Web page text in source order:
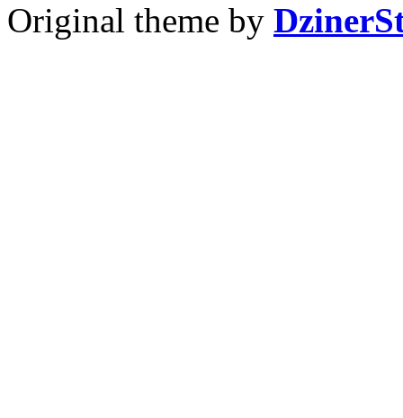
Original theme by